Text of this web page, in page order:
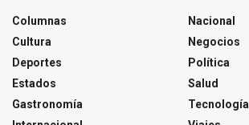
Columnas
Cultura
Deportes
Estados
Gastronomía
Nacional
Negocios
Política
Salud
Tecnología